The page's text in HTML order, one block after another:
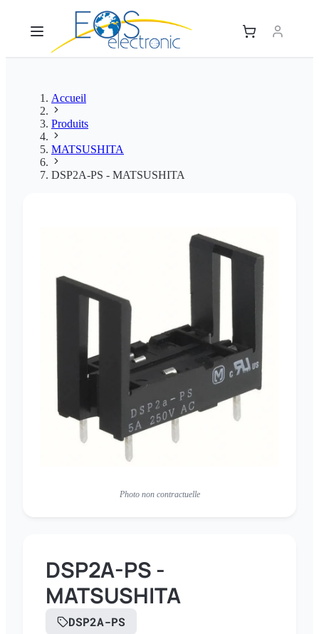
Accueil
Produits
MATSUSHITA
DSP2A-PS - MATSUSHITA
Photo non contractuelle
DSP2A-PS -
MATSUSHITA
DSP2A-PS